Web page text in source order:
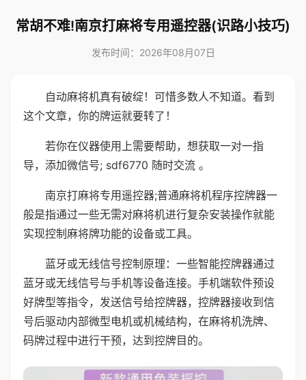
常胡不难!南京打麻将专用遥控器(识路小技巧)
发布时间：2026年08月07日
自动麻将机真有破绽！可惜多数人不知道。看到
这个文章，你的牌运就要转了！
若你在仪器使用上需要帮助，想获取一对一指
导，添加微信号; sdf6770 随时交流 。
南京打麻将专用遥控器;普通麻将机程序控牌器一
般是指通过一些无需对麻将机进行复杂安装操作就能
实现控制麻将牌功能的设备或工具。
蓝牙或无线信号控制原理：一些智能控牌器通过
蓝牙或无线信号与手机等设备连接。手机端软件预设
好牌型等指令，发送信号给控牌器，控牌器接收到信
号后驱动内部微型电机或机械结构，在麻将机洗牌、
码牌过程中进行干预，达到控牌目的。